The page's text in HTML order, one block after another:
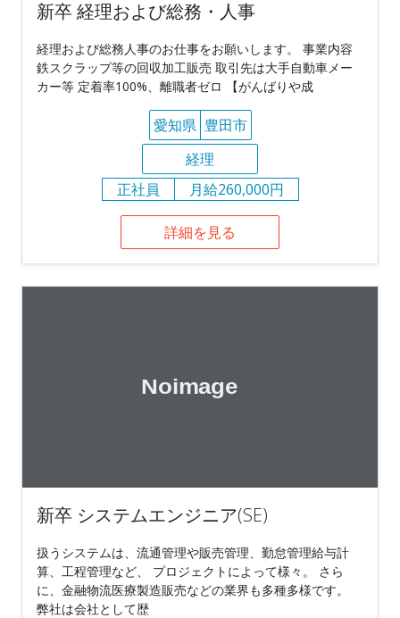
新卒 経理および総務・人事
経理および総務人事のお仕事をお願いします。 事業内容
鉄スクラップ等の回収加工販売 取引先は大手自動車メー
カー等 定着率100%、離職者ゼロ 【がんばりや成
愛知県 豊田市
経理
正社員
月給260,000円
詳細を見る
新卒 システムエンジニア(SE)
扱うシステムは、流通管理や販売管理、勤怠管理給与計
算、工程管理など、 プロジェクトによって様々。 さら
に、金融物流医療製造販売などの業界も多種多様です。
弊社は会社として歴